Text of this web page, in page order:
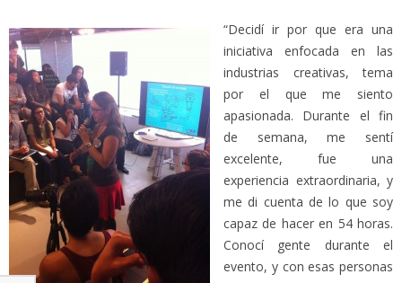
“Decidí ir por que era una
iniciativa enfocada en las
industrias creativas, tema
por el que me siento
apasionada. Durante el fin
de semana, me sentí
excelente, fue una
experiencia extraordinaria, y
me di cuenta de lo que soy
capaz de hacer en 54 horas.
Conocí gente durante el
evento, y con esas personas